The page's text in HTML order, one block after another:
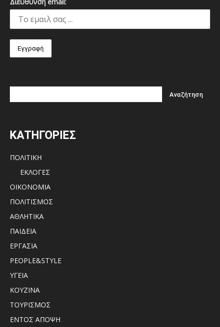
ΚΑΤΗΓΟΡΙΕΣ
ΠΟΛΙΤΙΚΗ
ΕΚΛΟΓΕΣ
ΟΙΚΟΝΟΜΙΑ
ΠΟΛΙΤΙΣΜΟΣ
ΑΘΛΗΤΙΚΑ
ΠΑΙΔΕΙΑ
ΕΡΓΑΣΙΑ
PEOPLE&STYLE
ΥΓΕΙΑ
ΚΟΥΖΙΝΑ
ΤΟΥΡΙΣΜΟΣ
ΕΝΤΟΣ ΑΠΟΨΗ